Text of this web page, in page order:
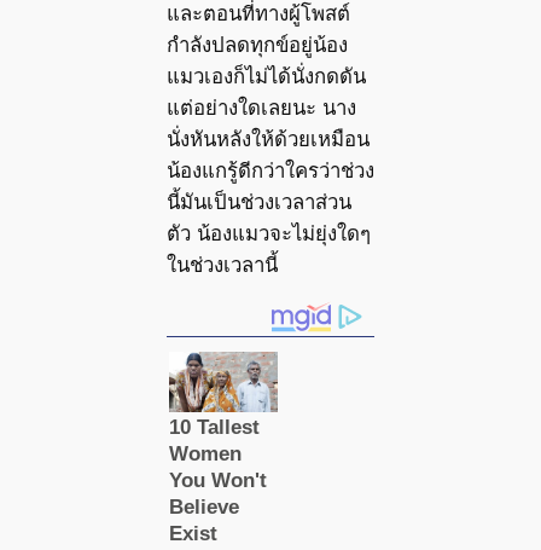
และตอนที่ทางผู้โพสต์
กำลังปลดทุกข์อยู่น้อง
แมวเองก็ไม่ได้นั่งกดดัน
แต่อย่างใดเลยนะ นาง
นั่งหันหลังให้ด้วยเหมือน
น้องแกรู้ดีกว่าใครว่าช่วง
นี้มันเป็นช่วงเวลาส่วน
ตัว น้องแมวจะไม่ยุ่งใดๆ
ในช่วงเวลานี้